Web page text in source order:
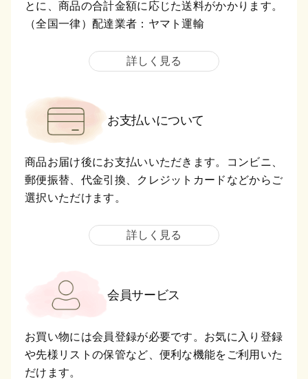
とに、商品の合計金額に応じた送料がかかります。
（全国一律）配達業者：ヤマト運輸
詳しく見る
お支払いについて
商品お届け後にお支払いいただきます。コンビニ、
郵便振替、代金引換、クレジットカードなどからご
選択いただけます。
詳しく見る
会員サービス
お買い物には会員登録が必要です。お気に入り登録
や先様リストの保管など、便利な機能をご利用いた
だけます。